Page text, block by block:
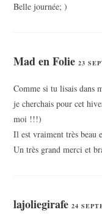
Belle journée; )
Mad en Folie 23
Comme si tu lisais dans
je cherchais pour cet
moi !!!)
Il est vraiment très beau
Un très grand merci et
lajoliegirafe 24